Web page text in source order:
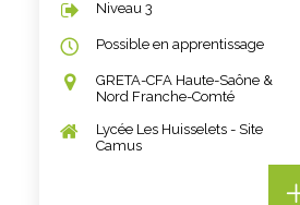
Niveau 3
Possible en apprentissage
GRETA-CFA Haute-Saône &
Nord Franche-Comté
Lycée Les Huisselets - Site
Camus